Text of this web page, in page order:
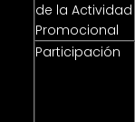
de la Actividad
Promocional
Participación